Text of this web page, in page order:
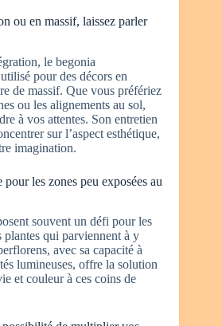
ou en massif, laissez parler
le begonia
pour des décors en
de massif. Que vous préfériez
ou les alignements au sol,
à vos attentes. Son entretien
sur l’aspect esthétique,
imagination.
les zones peu exposées au
souvent un défi pour les
plantes qui parviennent à y
avec sa capacité à
lumineuses, offre la solution
et couleur à ces coins de